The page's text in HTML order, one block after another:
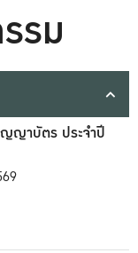
รม
ญาบัตร ประจำปี